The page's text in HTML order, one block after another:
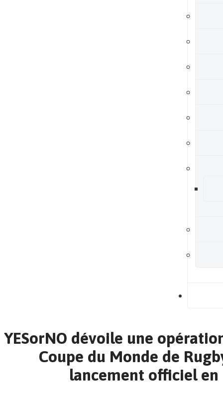
YESorNO dévoile une
Coupe du Monde de
lancement officiel en